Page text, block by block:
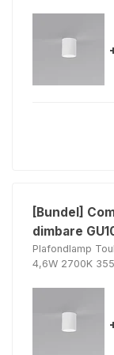
[Bundel]
dimbare
Plafondlamp
4,6W 2700K